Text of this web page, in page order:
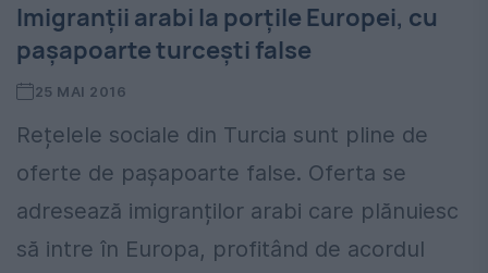
Imigranții arabi la porțile Europei, cu
pașapoarte turcești false
25 MAI 2016
Rețelele sociale din Turcia sunt pline de
oferte de pașapoarte false. Oferta se
adresează imigranților arabi care plănuiesc
să intre în Europa, profitând de acordul